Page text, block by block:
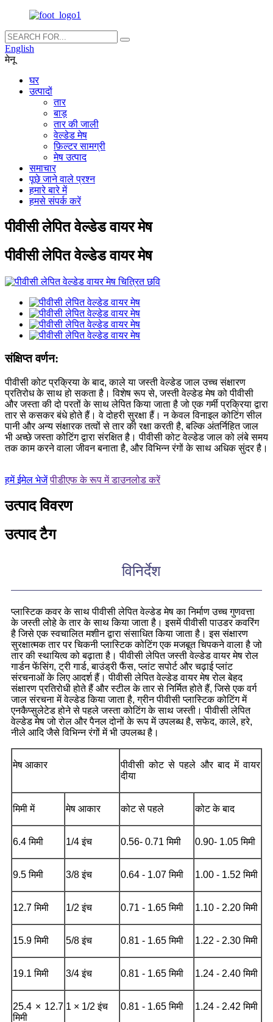
English
मेनू
घर
उत्पादों
तार
बाड़
तार की जाली
वेल्डेड मेष
फ़िल्टर सामग्री
मेष उत्पाद
समाचार
पूछे जाने वाले प्रश्न
हमारे बारे में
हमसे संपर्क करें
पीवीसी लेपित वेल्डेड वायर मेष
पीवीसी लेपित वेल्डेड वायर मेष
संक्षिप्त वर्णन:
पीवीसी कोट प्रक्रिया के बाद, काले या जस्ती वेल्डेड जाल उच्च संक्षारण
प्रतिरोध के साथ हो सकता है। विशेष रूप से, जस्ती वेल्डेड मेष को पीवीसी
और जस्ता की दो परतों के साथ लेपित किया जाता है जो एक गर्मी प्रक्रिया द्वारा
तार से कसकर बंधे होते हैं। वे दोहरी सुरक्षा हैं। न केवल विनाइल कोटिंग सील
पानी और अन्य संक्षारक तत्वों से तार की रक्षा करती है, बल्कि अंतर्निहित जाल
भी अच्छे जस्ता कोटिंग द्वारा संरक्षित है। पीवीसी कोट वेल्डेड जाल को लंबे समय
तक काम करने वाला जीवन बनाता है, और विभिन्न रंगों के साथ अधिक सुंदर है।
हमें ईमेल भेजें पीडीएफ के रूप में डाउनलोड करें
उत्पाद विवरण
उत्पाद टैग
विनिर्देश
प्लास्टिक कवर के साथ पीवीसी लेपित वेल्डेड मेष का निर्माण उच्च गुणवत्ता
के जस्ती लोहे के तार के साथ किया जाता है। इसमें पीवीसी पाउडर कवरिंग
है जिसे एक स्वचालित मशीन द्वारा संसाधित किया जाता है। इस संक्षारण
सुरक्षात्मक तार पर चिकनी प्लास्टिक कोटिंग एक मजबूत चिपकने वाला है जो
तार की स्थायित्व को बढ़ाता है। पीवीसी लेपित जस्ती वेल्डेड वायर मेष रोल
गार्डन फेंसिंग, ट्री गार्ड, बाउंड्री फैंस, प्लांट सपोर्ट और चढ़ाई प्लांट
संरचनाओं के लिए आदर्श हैं। पीवीसी लेपित वेल्डेड वायर मेष रोल बेहद
संक्षारण प्रतिरोधी होते हैं और स्टील के तार से निर्मित होते हैं, जिसे एक वर्ग
जाल संरचना में वेल्डेड किया जाता है, ग्रीन पीवीसी प्लास्टिक कोटिंग में
एनकैप्सुलेटेड होने से पहले जस्ता कोटिंग के साथ जस्ती। पीवीसी लेपित
वेल्डेड मेष जो रोल और पैनल दोनों के रूप में उपलब्ध है, सफेद, काले, हरे,
नीले आदि जैसे विभिन्न रंगों में भी उपलब्ध है।
मेष आकार
पीवीसी कोट से पहले और बाद में वायर
दीया
मिमी में मेष आकार कोट से पहले कोट के बाद
6.4 मिमी 1/4 इंच 0.56- 0.71 मिमी 0.90- 1.05 मिमी
9.5 मिमी 3/8 इंच 0.64 - 1.07 मिमी 1.00 - 1.52 मिमी
12.7 मिमी 1/2 इंच 0.71 - 1.65 मिमी 1.10 - 2.20 मिमी
15.9 मिमी 5/8 इंच 0.81 - 1.65 मिमी 1.22 - 2.30 मिमी
19.1 मिमी 3/4 इंच 0.81 - 1.65 मिमी 1.24 - 2.40 मिमी
25.4 × 12.7
मिमी
1 × 1/2 इंच 0.81 - 1.65 मिमी 1.24 - 2.42 मिमी